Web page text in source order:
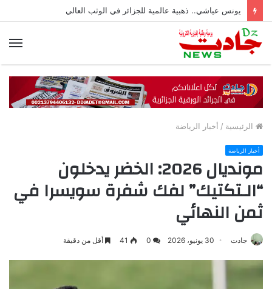
يونس عياشي.. ذهبية عالمية للجزائر في الوثب العالي
الرئيسية / أخبار الرياضة
أخبار الرياضة
مونديال 2026: الخضر يدخلون
“الـتكتيك” لفك شفرة سويسرا في
ثمن النهائي
جادت 30 يونيو، 2026 0
41 أقل من دقيقة